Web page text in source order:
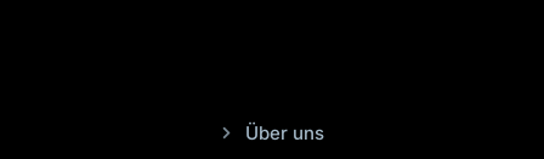
Über uns